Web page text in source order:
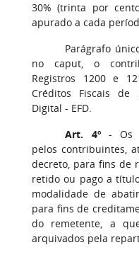
30% (trinta por
apurado a cada
Parágrafo
no caput, o
Registros 1200 e
Créditos Fiscais de
Digital - EFD.
Art. 4º- Os
pelos contribuintes,
decreto, para fins de
retido ou pago a
modalidade de
para fins de
do remetente, a
arquivados pela